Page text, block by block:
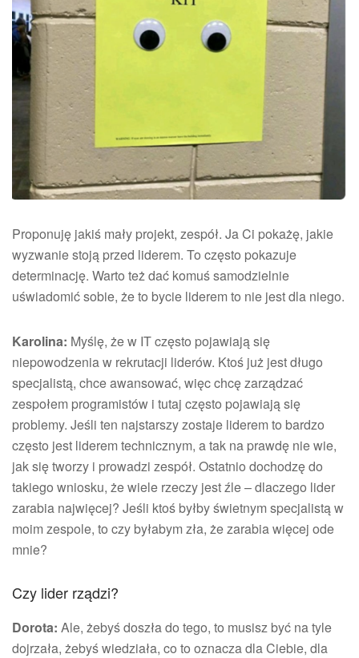
Proponuję jakiś mały projekt, zespół. Ja Ci pokażę, jakie
wyzwanie stoją przed liderem. To często pokazuje
determinację. Warto też dać komuś samodzielnie
uświadomić sobie, że to bycie liderem to nie jest dla niego.
Karolina: Myślę, że w IT często pojawiają się
niepowodzenia w rekrutacji liderów. Ktoś już jest długo
specjalistą, chce awansować, więc chcę zarządzać
zespołem programistów i tutaj często pojawiają się
problemy. Jeśli ten najstarszy zostaje liderem to bardzo
często jest liderem technicznym, a tak na prawdę nie wie,
jak się tworzy i prowadzi zespół. Ostatnio dochodzę do
takiego wniosku, że wiele rzeczy jest źle – dlaczego lider
zarabia najwięcej? Jeśli ktoś byłby świetnym specjalistą w
moim zespole, to czy byłabym zła, że zarabia więcej ode
mnie?
Czy lider rządzi?
Dorota: Ale, żebyś doszła do tego, to musisz być na tyle
dojrzała, żebyś wiedziała, co to oznacza dla Ciebie, dla